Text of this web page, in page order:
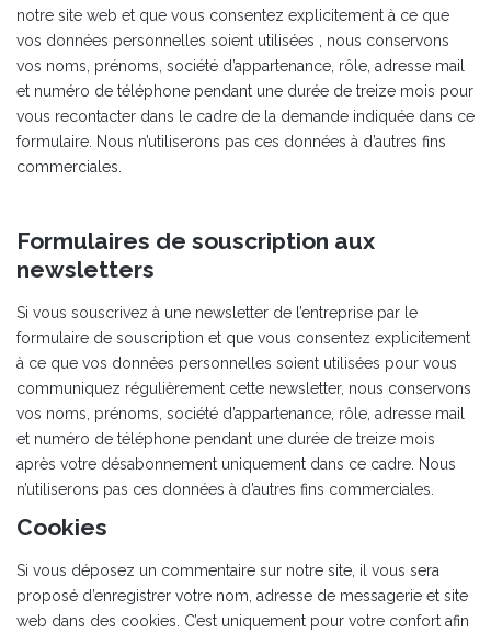
notre site web et que vous consentez explicitement à ce que
vos données personnelles soient utilisées , nous conservons
vos noms, prénoms, société d’appartenance, rôle, adresse mail
et numéro de téléphone pendant une durée de treize mois pour
vous recontacter dans le cadre de la demande indiquée dans ce
formulaire. Nous n’utiliserons pas ces données à d’autres fins
commerciales.
Formulaires de souscription aux
newsletters
Si vous souscrivez à une newsletter de l’entreprise par le
formulaire de souscription et que vous consentez explicitement
à ce que vos données personnelles soient utilisées pour vous
communiquez régulièrement cette newsletter, nous conservons
vos noms, prénoms, société d’appartenance, rôle, adresse mail
et numéro de téléphone pendant une durée de treize mois
après votre désabonnement uniquement dans ce cadre. Nous
n’utiliserons pas ces données à d’autres fins commerciales.
Cookies
Si vous déposez un commentaire sur notre site, il vous sera
proposé d’enregistrer votre nom, adresse de messagerie et site
web dans des cookies. C’est uniquement pour votre confort afin